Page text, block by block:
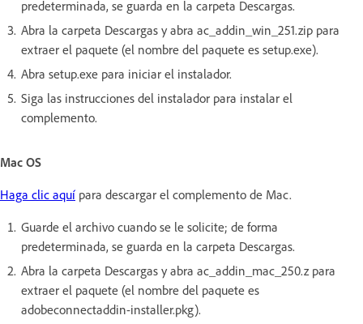
predeterminada, se guarda en la carpeta Descargas.
Abra la carpeta Descargas y abra ac_addin_win_251.zip para
extraer el paquete (el nombre del paquete es setup.exe).
Abra setup.exe para iniciar el instalador.
Siga las instrucciones del instalador para instalar el
complemento.
Mac OS
Haga clic aquí para descargar el complemento de Mac.
Guarde el archivo cuando se le solicite; de forma
predeterminada, se guarda en la carpeta Descargas.
Abra la carpeta Descargas y abra ac_addin_mac_250.z para
extraer el paquete (el nombre del paquete es
adobeconnectaddin-installer.pkg).